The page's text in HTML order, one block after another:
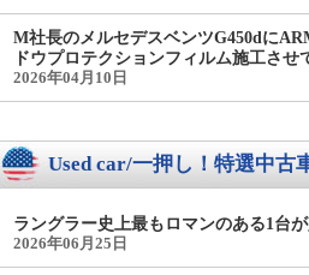
M社長のメルセデスベンツG450dに
ドウプロテクションフィルム施工させ
2026年04月10日
Used car/一押し！特選中古
ラングラー史上最もロマンのある1台
2026年06月25日